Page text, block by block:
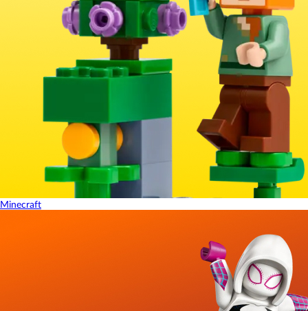
Minecraft